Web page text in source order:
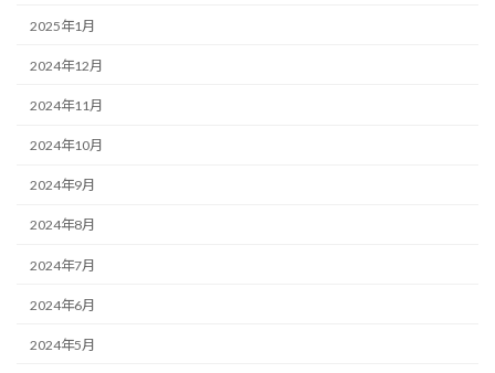
2025年1月
2024年12月
2024年11月
2024年10月
2024年9月
2024年8月
2024年7月
2024年6月
2024年5月